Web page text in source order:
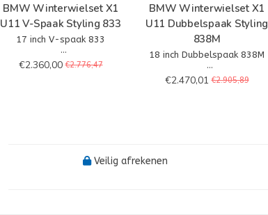
BMW Winterwielset X1
U11 V-Spaak Styling 833
17 inch V-spaak 833
– Wielkleur: Gun Metal
Bicolor
€2.360,00 €2.776,47
BMW Winterwielset X1
U11 Dubbelspaak Styling
838M
18 inch Dubbelspaak 838M
– Wielkleur: Midnight Grey
Bicolor
€2.470,01 €2.905,89
Veilig afrekenen